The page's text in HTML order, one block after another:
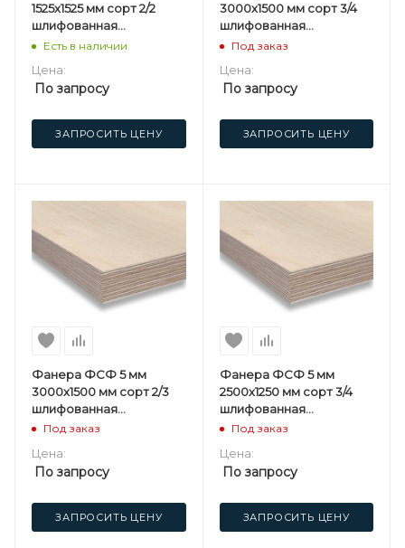
1525х1525 мм сорт 2/2
шлифованная
березовая
Есть в наличии
Цена:
По запросу
ЗАПРОСИТЬ ЦЕНУ
3000х1500 мм сорт 3/4
шлифованная
березовая
Под заказ
Цена:
По запросу
ЗАПРОСИТЬ ЦЕНУ
Фанера ФСФ 5 мм
3000х1500 мм сорт 2/3
шлифованная
березовая
Под заказ
Цена:
По запросу
ЗАПРОСИТЬ ЦЕНУ
Фанера ФСФ 5 мм
2500х1250 мм сорт 3/4
шлифованная
березовая
Под заказ
Цена:
По запросу
ЗАПРОСИТЬ ЦЕНУ